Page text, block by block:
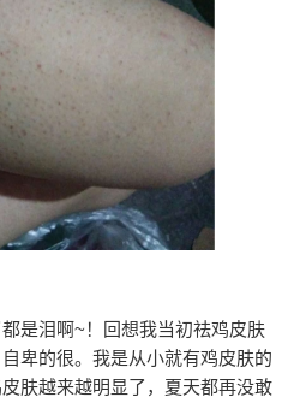
是泪啊~！回想我当初祛鸡皮肤
卑的很。我是从小就有鸡皮肤的
肤越来越明显了，夏天都再没敢